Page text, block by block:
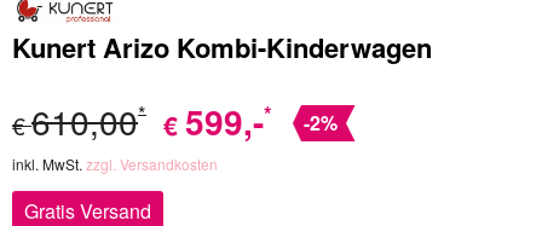
Kunert Arizo Kombi-Kinderwagen
€610,00* € 599,-* -2%
inkl. MwSt. zzgl. Versandkosten
Gratis Versand